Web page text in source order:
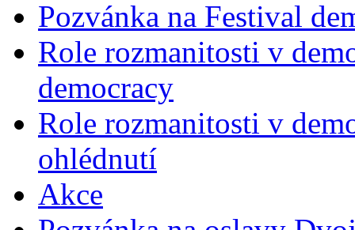
Pozvánka na Festival
Role rozmanitosti v
democracy
Role rozmanitosti v
ohlédnutí
Akce